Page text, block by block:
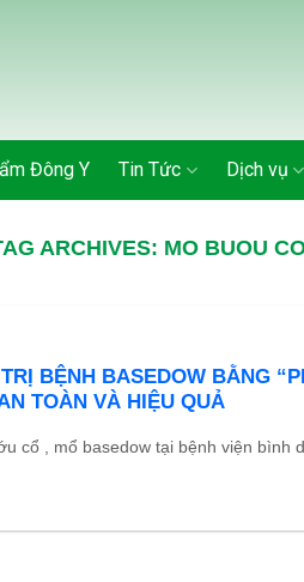
Đông Y Tin Tức Dịch vụ
ARCHIVES: MO BUOU
BỆNH BASEDOW BẰNG
TOÀN VÀ HIỆU QUẢ
cổ , mổ basedow tại bệnh viện bình